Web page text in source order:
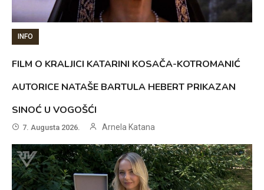
INFO
FILM O KRALJICI KATARINI KOSAČA-KOTROMANIĆ
AUTORICE NATAŠE BARTULA HEBERT PRIKAZAN
SINOĆ U VOGOŠĆI
7. Augusta 2026. Arnela Katana